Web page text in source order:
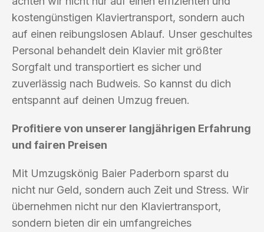
kostengünstigen Klaviertransport, sondern auch
auf einen reibungslosen Ablauf. Unser geschultes
Personal behandelt dein Klavier mit größter
Sorgfalt und transportiert es sicher und
zuverlässig nach Budweis. So kannst du dich
entspannt auf deinen Umzug freuen.
Profitiere von unserer langjährigen Erfahrung
und fairen Preisen
Mit Umzugskönig Baier Paderborn sparst du
nicht nur Geld, sondern auch Zeit und Stress. Wir
übernehmen nicht nur den Klaviertransport,
sondern bieten dir ein umfangreiches